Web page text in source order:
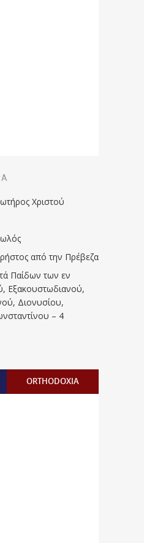
Χριστού
από την Πρέβεζα
Παίδων των εν
Eξακουστωδιανού,
Διονυσίου,
– 4
ORTHODOXIA